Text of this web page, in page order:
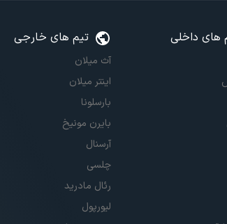
های داخلی تیم های خارجی
آث میلان
اینتر میلان
بارسلونا
بایرن مونیخ
آرسنال
چلسی
رئال مادرید
لیورپول